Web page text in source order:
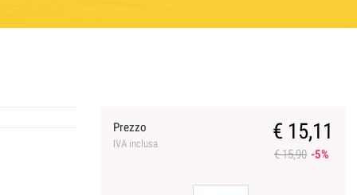
Prezzo
IVA inclusa € 15,11
€ 15,90 -5%